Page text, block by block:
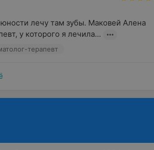
лечу там зубы. Маковей Алена
у которого я лечила...
терапевт